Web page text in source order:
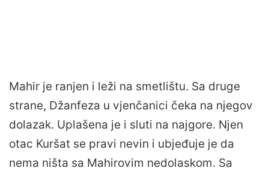
Mahir je ranjen i leži na smetlištu. Sa druge
strane, Džanfeza u vjenčanici čeka na njegov
dolazak. Uplašena je i sluti na najgore. Njen
otac Kuršat se pravi nevin i ubjeđuje je da
nema ništa sa Mahirovim nedolaskom. Sa